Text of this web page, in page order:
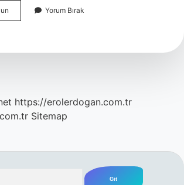
Doğan
Gün
Yorum Bırak
https://erolerdogan.com.tr
Sitemap